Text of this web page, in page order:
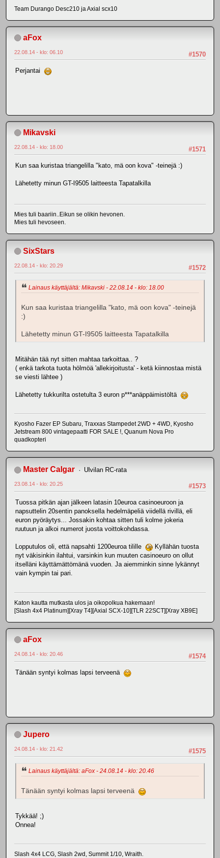
Team Durango Desc210 ja Axial scx10
aFox
#1570
22.08.14 - klo: 06.10
Perjantai
Mikavski
#1571
22.08.14 - klo: 18.00
Kun saa kuristaa triangelilla "kato, mä oon kova" -teinejä :)
Lähetetty minun GT-I9505 laitteesta Tapatalkilla
Mies tuli baariin..Eikun se olikin hevonen.
Mies tuli hevoseen.
SixStars
#1572
22.08.14 - klo: 20.29
Lainaus käyttäjältä: Mikavski - 22.08.14 - klo: 18.00
Kun saa kuristaa triangelilla "kato, mä oon kova" -teinejä
:)
Lähetetty minun GT-I9505 laitteesta Tapatalkilla
Mitähän tää nyt sitten mahtaa tarkoittaa.. ?
( enkä tarkota tuota hölmöä 'allekirjoitusta' - ketä kiinnostaa mistä
se viesti lähtee )
Lähetetty tukkurilta ostetulta 3 euron p***anäppäimistöltä
Kyosho Fazer EP Subaru, Traxxas Stampedet 2WD + 4WD, Kyosho
Jetstream 800 vintagepaatti FOR SALE !, Quanum Nova Pro
quadkopteri
Master Calgar Ulvilan RC-rata
#1573
23.08.14 - klo: 20.25
Tuossa pitkän ajan jälkeen latasin 10euroa casinoeuroon ja
napsuttelin 20sentin panoksella hedelmäpeliä viidellä rivillä, eli
euron pyöräytys... Jossakin kohtaa sitten tuli kolme jokeria
ruutuun ja alkoi numerot juosta voittokohdassa.
Lopputulos oli, että napsahti 1200euroa tilille
Kyllähän tuosta
nyt väkisinkin ilahtui, varsinkin kun muuten casinoeuro on ollut
itselläni käyttämättömänä vuoden. Ja aiemminkin sinne lykännyt
vain kympin tai pari.
Katon kautta mutkasta ulos ja oikopolkua hakemaan!
[Slash 4x4 Platinum][Xray T4][Axial SCX-10][TLR 22SCT][Xray XB9E]
aFox
#1574
24.08.14 - klo: 20.46
Tänään syntyi kolmas lapsi terveenä
Jupero
#1575
24.08.14 - klo: 21.42
Lainaus käyttäjältä: aFox - 24.08.14 - klo: 20.46
Tänään syntyi kolmas lapsi terveenä
Tykkää! ;)
Onnea!
Slash 4x4 LCG, Slash 2wd, Summit 1/10, Wraith.